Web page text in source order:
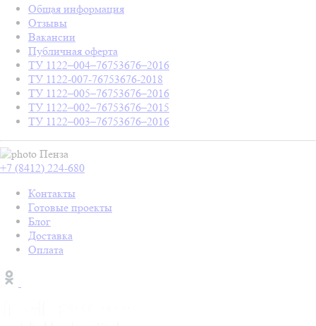
Общая информация
Отзывы
Вакансии
Публичная оферта
ТУ 1122–004–76753676–2016
ТУ 1122-007-76753676-2018
ТУ 1122–005–76753676–2016
ТУ 1122–002–76753676–2015
ТУ 1122–003–76753676–2016
Пенза
+7 (8412) 224-680
Контакты
Готовые проекты
Блог
Доставка
Оплата